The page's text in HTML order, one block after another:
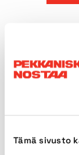
Tämä sivusto